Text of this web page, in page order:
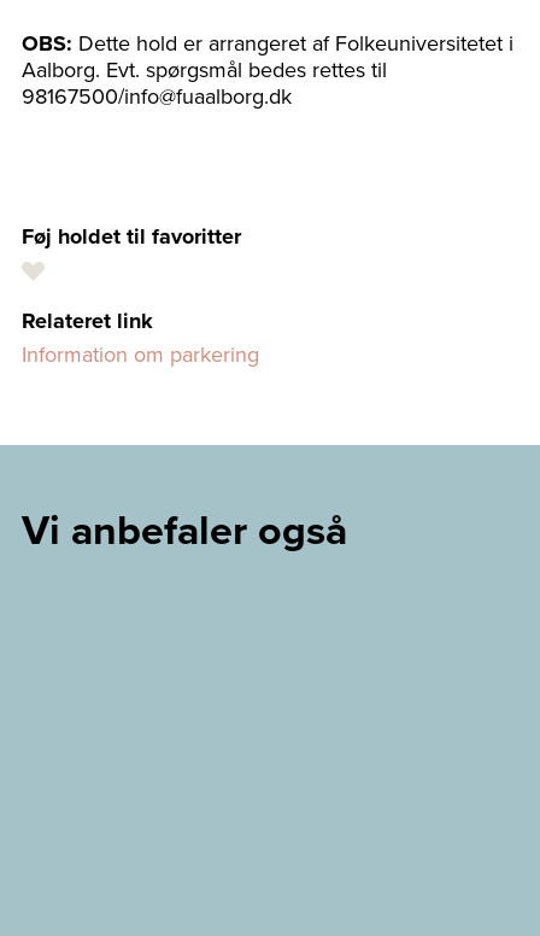
OBS: Dette hold er arrangeret af Folkeuniversitetet i
Aalborg. Evt. spørgsmål bedes rettes til
98167500/info@fuaalborg.dk
Føj holdet til favoritter
Relateret link
Information om parkering
Vi anbefaler også